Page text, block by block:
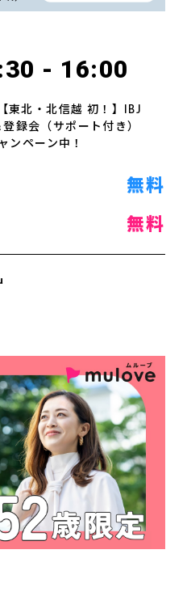
- 16:00
東北・北信越 初！】IBJ
録会（サポート付き）
ンペーン中！
無料
無料